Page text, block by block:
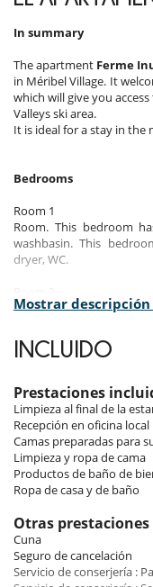
In summary
The apartment Ferme
in Méribel Village. It
which will give you
Valleys ski area.
It is ideal for a stay in
Bedrooms
Room 1
Room. This bedroom
washbasin. This
dryer, WC.
Room. This bedroom has
Room 3
bed. This bedroom
Indoors & outdoors
The apartment, full of
covers the walls, the
Savoyard motifs create a
The living room is on the
opening onto a dining
place after a day on the
south-facing terrace with
Mostrar
INCLUIDO
Prestaciones
Limpieza al final de la
Recepción en oficina local
Camas preparadas para
Limpieza y ropa de cama
Productos de baño de
Ropa de casa y de baño
Otras
Cuna
Seguro de cancelación
Servicio de conserjería :